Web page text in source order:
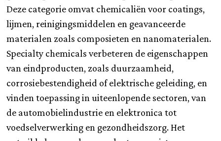
Deze categorie omvat chemicaliën voor coatings,
lijmen, reinigingsmiddelen en geavanceerde
materialen zoals composieten en nanomaterialen.
Specialty chemicals verbeteren de eigenschappen
van eindproducten, zoals duurzaamheid,
corrosiebestendigheid of elektrische geleiding, en
vinden toepassing in uiteenlopende sectoren, van
de automobielindustrie en elektronica tot
voedselverwerking en gezondheidszorg. Het